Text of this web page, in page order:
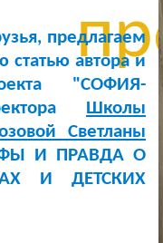
предлагаем
автора и
"СОФИЯ-
Школы
Светланы
И ПРАВДА О
И ДЕТСКИХ